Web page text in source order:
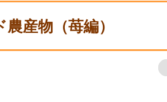
産物（苺編）